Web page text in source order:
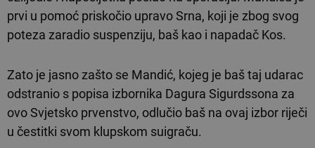
prvi u pomoć priskočio upravo Srna, koji je zbog svog
poteza zaradio suspenziju, baš kao i napadač Kos.
Zato je jasno zašto se Mandić, kojeg je baš taj udarac
odstranio s popisa izbornika Dagura Sigurdssona za
ovo Svjetsko prvenstvo, odlučio baš na ovaj izbor riječi
u čestitki svom klupskom suigraču.